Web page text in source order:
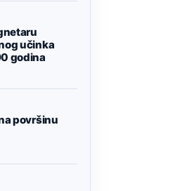
učinka
godina
površinu